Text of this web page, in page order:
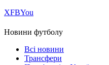
ХFBYou
Новини футболу
Всі новини
Трансфери